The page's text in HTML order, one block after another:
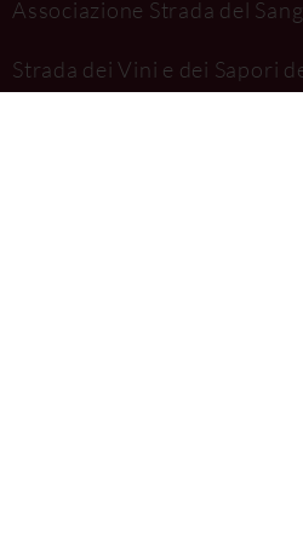
Associazione Strada del
Strada dei Vini e dei Sapori